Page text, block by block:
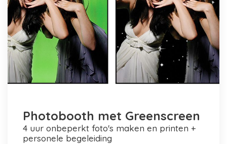
Photobooth met Greenscreen
4 uur onbeperkt foto's maken en printen +
personele begeleiding